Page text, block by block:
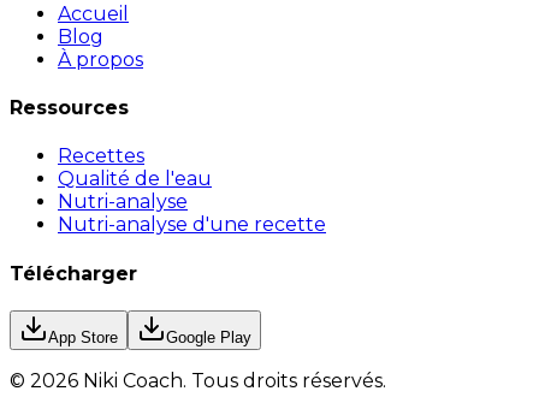
Accueil
Blog
À propos
Ressources
Recettes
Qualité de l'eau
Nutri-analyse
Nutri-analyse d'une recette
Télécharger
App Store Google Play
© 2026 Niki Coach. Tous droits réservés.